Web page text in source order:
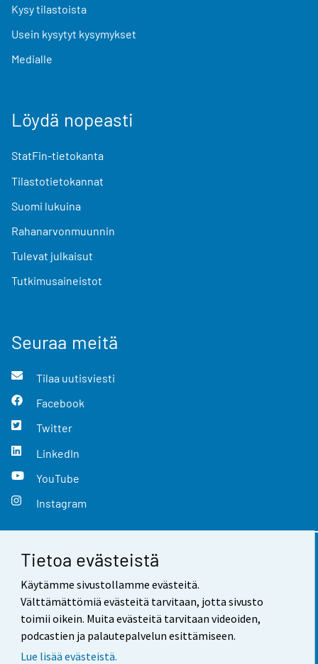
Tietoa evästeistä
Käytämme sivustollamme evästeitä.
Välttämättömiä evästeitä tarvitaan, jotta sivusto
toimii oikein. Muita evästeitä tarvitaan videoiden,
podcastien ja palautepalvelun esittämiseen.
Lue lisää evästeistä.
Kysy tilastoista
Usein kysytyt kysymykset
Medialle
Löydä nopeasti
StatFin-tietokanta
Tilastotietokannat
Suomi lukuina
Rahanarvonmuunnin
Tulevat julkaisut
Tutkimusaineistot
Seuraa meitä
Tilaa uutisviesti
Facebook
Twitter
LinkedIn
YouTube
Instagram
Yhteystiedot
Palaute
Käyttöehdot